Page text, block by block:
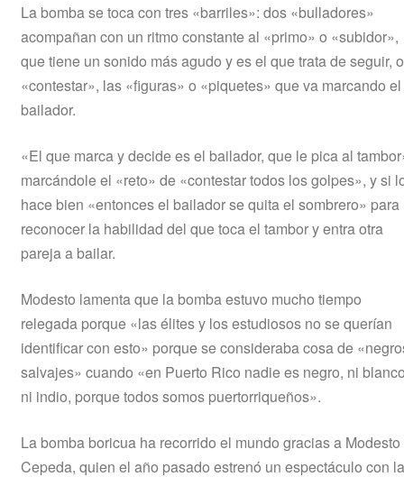
La bomba se toca con tres «barriles»: dos «bulladores»
acompañan con un ritmo constante al «primo» o «subidor»,
que tiene un sonido más agudo y es el que trata de seguir, o
«contestar», las «figuras» o «piquetes» que va marcando el
bailador.
«El que marca y decide es el bailador, que le pica al
marcándole el «reto» de «contestar todos los golpes», y si
hace bien «entonces el bailador se quita el sombrero» para
reconocer la habilidad del que toca el tambor y entra otra
pareja a bailar.
Modesto lamenta que la bomba estuvo mucho tiempo
relegada porque «las élites y los estudiosos no se querían
identificar con esto» porque se consideraba cosa de
salvajes» cuando «en Puerto Rico nadie es negro, ni
ni indio, porque todos somos puertorriqueños».
La bomba boricua ha recorrido el mundo gracias a Modesto
Cepeda, quien el año pasado estrenó un espectáculo con la